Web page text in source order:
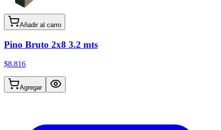
Añadir al carro
Pino Bruto 2x8 3.2 mts
$8.816
Agregar